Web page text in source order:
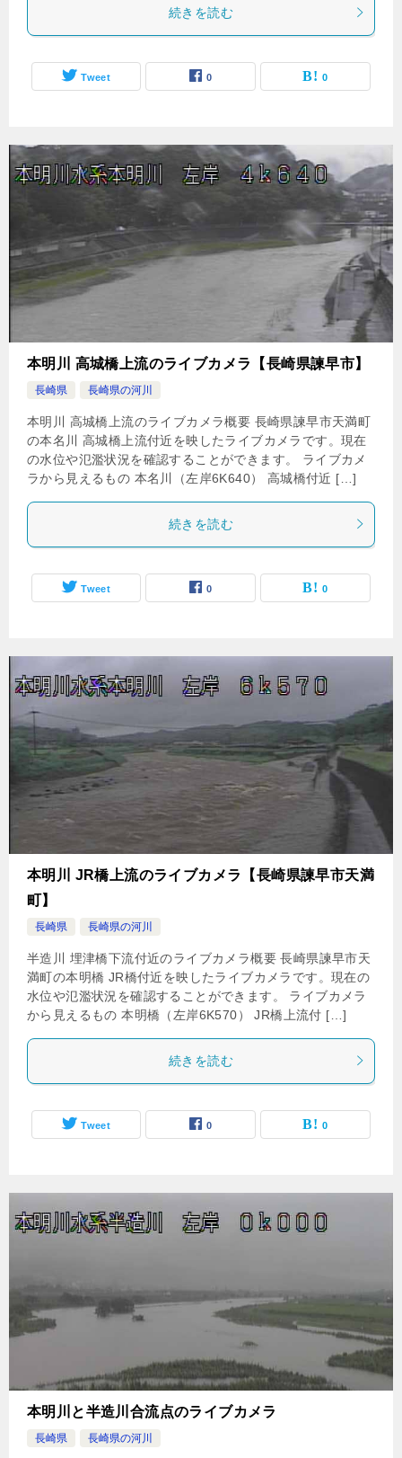
続きを読む
Tweet 0 0
本明川 高城橋上流のライブカメラ【長崎県諫早市】
長崎県 長崎県の河川
本明川 高城橋上流のライブカメラ概要 長崎県諫早市天満町
の本名川 高城橋上流付近を映したライブカメラです。現在
の水位や氾濫状況を確認することができます。 ライブカメ
ラから見えるもの 本名川（左岸6K640） 高城橋付近 […]
続きを読む
Tweet 0 0
本明川 JR橋上流のライブカメラ【長崎県諫早市天満
町】
長崎県 長崎県の河川
半造川 埋津橋下流付近のライブカメラ概要 長崎県諫早市天
満町の本明橋 JR橋付近を映したライブカメラです。現在の
水位や氾濫状況を確認することができます。 ライブカメラ
から見えるもの 本明橋（左岸6K570） JR橋上流付 […]
続きを読む
Tweet 0 0
本明川と半造川合流点のライブカメラ
長崎県 長崎県の河川